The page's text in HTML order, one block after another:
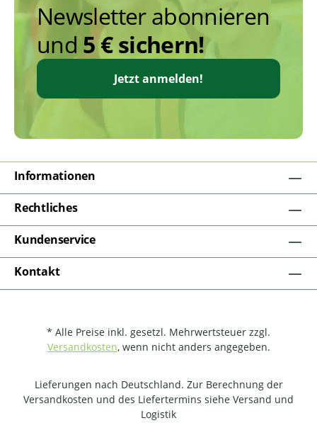
Newsletter abonnieren
und 5 € sichern!
Jetzt anmelden!
Informationen
Rechtliches
Kundenservice
Kontakt
* Alle Preise inkl. gesetzl. Mehrwertsteuer zzgl.
Versandkosten, wenn nicht anders angegeben.
Lieferungen nach Deutschland. Zur Berechnung der
Versandkosten und des Liefertermins siehe Versand und
Logistik